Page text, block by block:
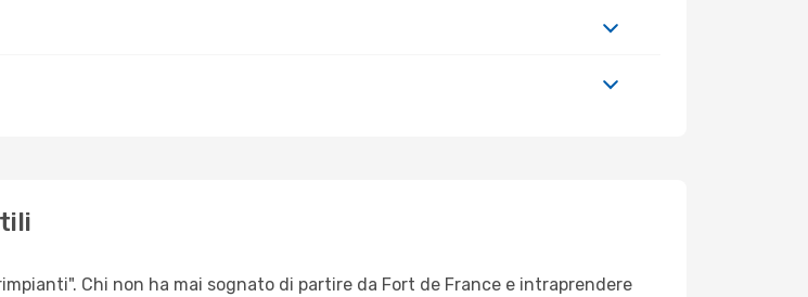
Chi non ha mai sognato di partire da Fort de France e intraprendere